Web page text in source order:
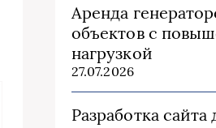
Аренда
объектов с
нагрузкой
27.07.2026
Разработка сайта